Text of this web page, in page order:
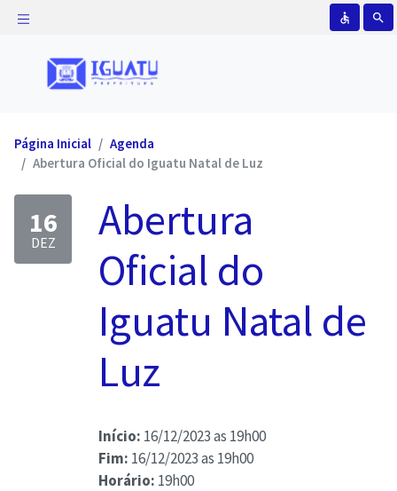
accessible search
Página Inicial
Agenda
Abertura Oficial do Iguatu Natal de Luz
16
DEZ
Abertura
Oficial do
Iguatu Natal de
Luz
Início: 16/12/2023 as 19h00
Fim: 16/12/2023 as 19h00
Horário: 19h00